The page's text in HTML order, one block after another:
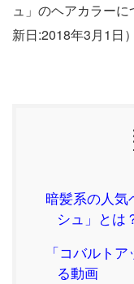
ュ」のヘアカラー
新日:2018年3月1日）
暗髪系の人気
シュ」とは
「コバルト
る動画